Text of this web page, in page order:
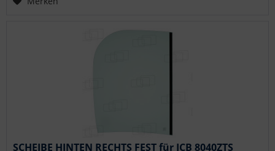
SCHEIBE HINTEN RECHTS FEST für JCB 8040ZTS